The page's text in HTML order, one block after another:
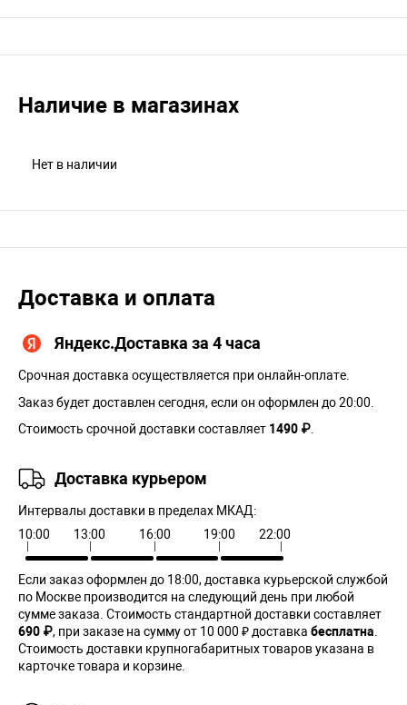
Наличие в магазинах
Нет в наличии
Доставка и оплата
Яндекс.Доставка за 4 часа
Срочная доставка осуществляется при онлайн-оплате.
Заказ будет доставлен сегодня, если он оформлен до 20:00.
Стоимость срочной доставки составляет 1490 ₽
Доставка курьером
Интервалы доставки в пределах МКАД:
10:00
13:00 16:00 19:00 22:00
Если заказ оформлен до 18:00, доставка курьерской службой
по Москве производится на следующий день при любой
сумме заказа. Cтоимость стандартной доставки составляет
690 ₽, при заказе на сумму от 10 000 ₽ доставка бесплатна
Стоимость доставки крупногабаритных товаров указана в
карточке товара и корзине.